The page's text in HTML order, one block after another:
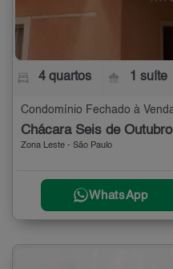
4 quartos 1 suíte
Chácara Seis de Outubro
Zona Leste - São Paulo
WhatsApp